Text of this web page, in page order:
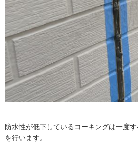
防水性が低下しているコーキングは一度
を行います。